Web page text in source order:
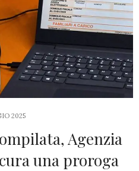
2025
Agenzia
una proroga